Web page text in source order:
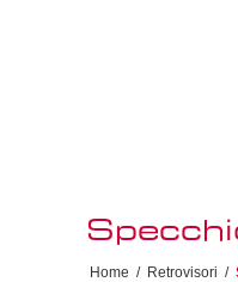
Home / Retrovisori /